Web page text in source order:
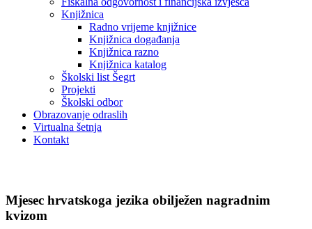
Knjižnica
Radno vrijeme knjižnice
Knjižnica događanja
Knjižnica razno
Knjižnica katalog
Školski list Šegrt
Projekti
Školski odbor
Obrazovanje odraslih
Virtualna šetnja
Kontakt
Mjesec hrvatskoga jezika obilježen nagradnim
kvizom